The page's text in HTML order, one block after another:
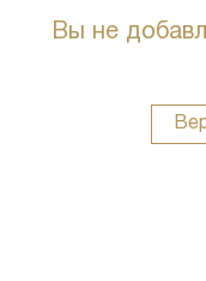
Вы не